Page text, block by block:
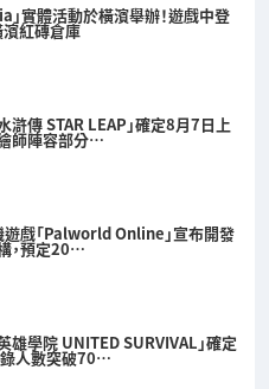
實體活動於橫濱舉辦！遊戲中登
紅磚倉庫
滸傳 STAR LEAP」確定8月7日上
師陣容部分…
遊戲「Palworld Online」宣布開發
，預定20…
雄學院 UNITED SURVIVAL」確定
錄人數突破70…